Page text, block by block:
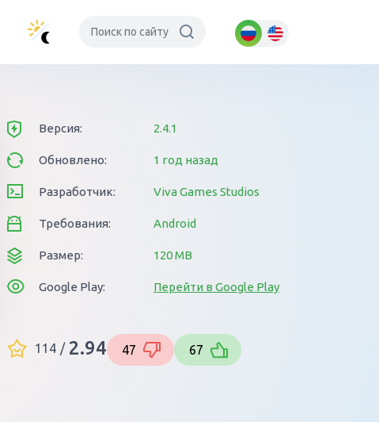
Версия: 2.4.1
Обновлено: 1 год назад
Разработчик: Viva Games Studios
Требования: Android
Размер: 120 MB
Google Play: Перейти в Google Play
114 / 2.94 47 67